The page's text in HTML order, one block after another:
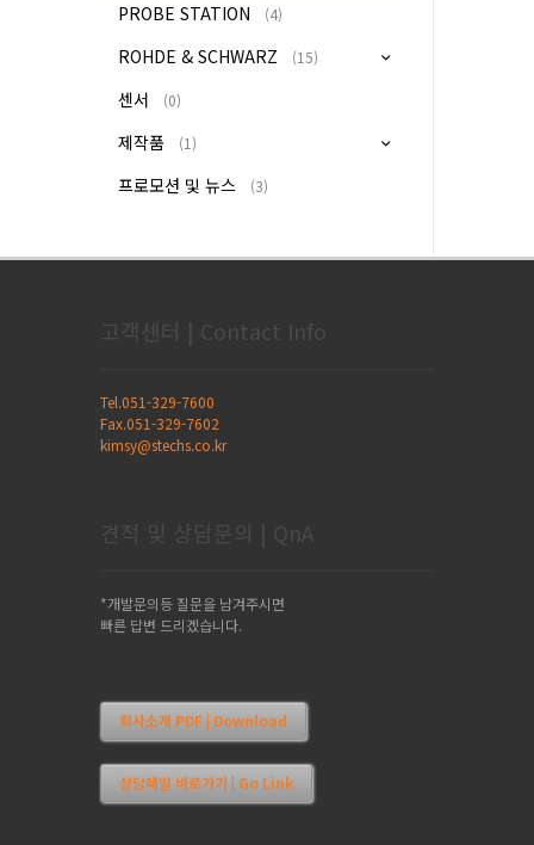
PROBE STATION (4)
ROHDE & SCHWARZ (15)
센서 (0)
제작품 (1)
프로모션 및 뉴스 (3)
고객센터 | Contact Info
Tel.051-329-7600
Fax.051-329-7602
kimsy@stechs.co.kr
견적 및 상담문의 | QnA
*개발문의등 질문을 남겨주시면
빠른 답변 드리겠습니다.
회사소개 PDF | Download
상담메일 바로가기 | Go Link